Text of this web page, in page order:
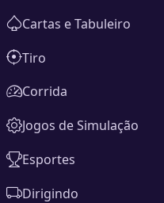
Cartas e Tabuleiro
Tiro
Corrida
Jogos de Simulação
Esportes
Dirigindo